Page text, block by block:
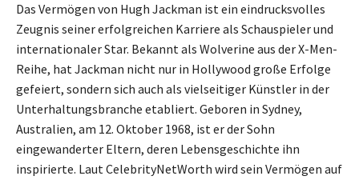
Das Vermögen von Hugh Jackman ist ein eindrucksvolles
Zeugnis seiner erfolgreichen Karriere als Schauspieler und
internationaler Star. Bekannt als Wolverine aus der X-Men-
Reihe, hat Jackman nicht nur in Hollywood große Erfolge
gefeiert, sondern sich auch als vielseitiger Künstler in der
Unterhaltungsbranche etabliert. Geboren in Sydney,
Australien, am 12. Oktober 1968, ist er der Sohn
eingewanderter Eltern, deren Lebensgeschichte ihn
inspirierte. Laut CelebrityNetWorth wird sein Vermögen auf